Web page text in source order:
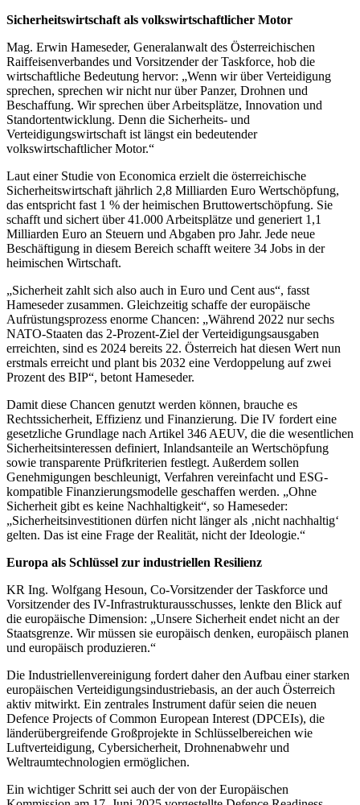
Sicherheitswirtschaft als volkswirtschaftlicher Motor
Mag. Erwin Hameseder, Generalanwalt des Österreichischen
Raiffeisenverbandes und Vorsitzender der Taskforce, hob die
wirtschaftliche Bedeutung hervor: „Wenn wir über Verteidigung
sprechen, sprechen wir nicht nur über Panzer, Drohnen und
Beschaffung. Wir sprechen über Arbeitsplätze, Innovation und
Standortentwicklung. Denn die Sicherheits- und
Verteidigungswirtschaft ist längst ein bedeutender
volkswirtschaftlicher Motor.“
Laut einer Studie von Economica erzielt die österreichische
Sicherheitswirtschaft jährlich 2,8 Milliarden Euro Wertschöpfung,
das entspricht fast 1 % der heimischen Bruttowertschöpfung. Sie
schafft und sichert über 41.000 Arbeitsplätze und generiert 1,1
Milliarden Euro an Steuern und Abgaben pro Jahr. Jede neue
Beschäftigung in diesem Bereich schafft weitere 34 Jobs in der
heimischen Wirtschaft.
„Sicherheit zahlt sich also auch in Euro und Cent aus“, fasst
Hameseder zusammen. Gleichzeitig schaffe der europäische
Aufrüstungsprozess enorme Chancen: „Während 2022 nur sechs
NATO-Staaten das 2-Prozent-Ziel der Verteidigungsausgaben
erreichten, sind es 2024 bereits 22. Österreich hat diesen Wert nun
erstmals erreicht und plant bis 2032 eine Verdoppelung auf zwei
Prozent des BIP“, betont Hameseder.
Damit diese Chancen genutzt werden können, brauche es
Rechtssicherheit, Effizienz und Finanzierung. Die IV fordert eine
gesetzliche Grundlage nach Artikel 346 AEUV, die die wesentlichen
Sicherheitsinteressen definiert, Inlandsanteile an Wertschöpfung
sowie transparente Prüfkriterien festlegt. Außerdem sollen
Genehmigungen beschleunigt, Verfahren vereinfacht und ESG-
kompatible Finanzierungsmodelle geschaffen werden. „Ohne
Sicherheit gibt es keine Nachhaltigkeit“, so Hameseder:
„Sicherheitsinvestitionen dürfen nicht länger als ‚nicht nachhaltig‘
gelten. Das ist eine Frage der Realität, nicht der Ideologie.“
Europa als Schlüssel zur industriellen Resilienz
KR Ing. Wolfgang Hesoun, Co-Vorsitzender der Taskforce und
Vorsitzender des IV-Infrastrukturausschusses, lenkte den Blick auf
die europäische Dimension: „Unsere Sicherheit endet nicht an der
Staatsgrenze. Wir müssen sie europäisch denken, europäisch planen
und europäisch produzieren.“
Die Industriellenvereinigung fordert daher den Aufbau einer starken
europäischen Verteidigungsindustriebasis, an der auch Österreich
aktiv mitwirkt. Ein zentrales Instrument dafür seien die neuen
Defence Projects of Common European Interest (DPCEIs), die
länderübergreifende Großprojekte in Schlüsselbereichen wie
Luftverteidigung, Cybersicherheit, Drohnenabwehr und
Weltraumtechnologien ermöglichen.
Ein wichtiger Schritt sei auch der von der Europäischen